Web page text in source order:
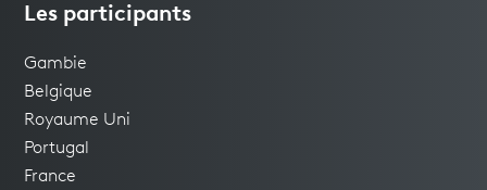
Les participants
Gambie
Belgique
Royaume Uni
Portugal
France